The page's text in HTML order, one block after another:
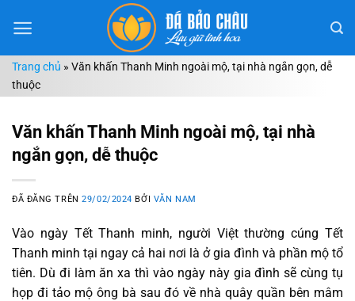
đến
dungTrang chủ » Văn khấn Thanh Minh ngoài mộ, tại nhà ngắn gọn, dễ
thuộc
Văn khấn Thanh Minh ngoài mộ, tại nhà
ngắn gọn, dễ thuộc
ĐÃ ĐĂNG TRÊN29/02/2024 BỞI VĂN NAM
Vào ngày Tết Thanh minh, người Việt thường cúng Tết
Thanh minh tại ngay cả hai nơi là ở gia đình và phần mộ tổ
tiên. Dù đi làm ăn xa thì vào ngày này gia đình sẽ cùng tụ
họp đi tảo mộ ông bà sau đó về nhà quây quần bên mâm